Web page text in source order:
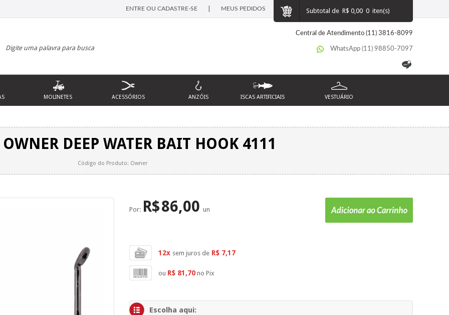
ENTRE OU CADASTRE-SE MEUS PEDIDOS 0 iten(s)
Subtotal de R$ 0,00
Central de Atendimento (11) 3816-8099
WhatsApp (11) 98850-7097
MOLINETES ACESSÓRIOS ANZÓIS ISCAS ARTIFICIAIS VESTUÁRIO
DEEP WATER BAIT HOOK 4111
Código do Produto: Owner
Por: R$86,00 un
12x sem juros de R$ 7,17
ou R$ 81,70 no Pix
Escolha aqui: